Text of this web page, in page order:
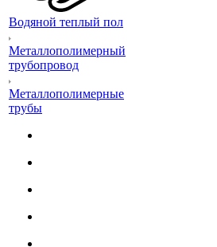
Водяной теплый пол
Металлополимерный
трубопровод
Металлополимерные
трубы